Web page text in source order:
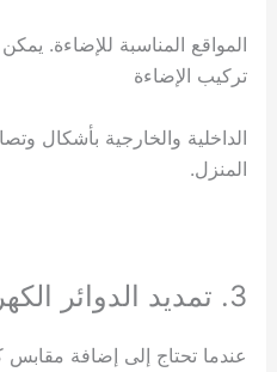
المواقع المناسبة للإضاءة.
تركيب الإضاءة
الداخلية والخارجية بأشكال
المنزل.
3. تمديد الدوائر الكهربائية
عندما تحتاج إلى إضافة مقابس